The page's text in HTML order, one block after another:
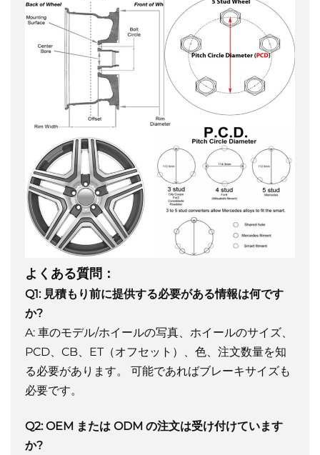
よくある質問：
Q1: 見積もり前に提供する必要がある情報は何です
か?
A: 車のモデル/ホイールの写真、ホイールのサイズ、
PCD、CB、ET（オフセット）、色、注文数量を知
る必要があります。 可能であればブレーキサイズも
必要です。
Q2: OEM または ODM の注文は受け付けています
か?